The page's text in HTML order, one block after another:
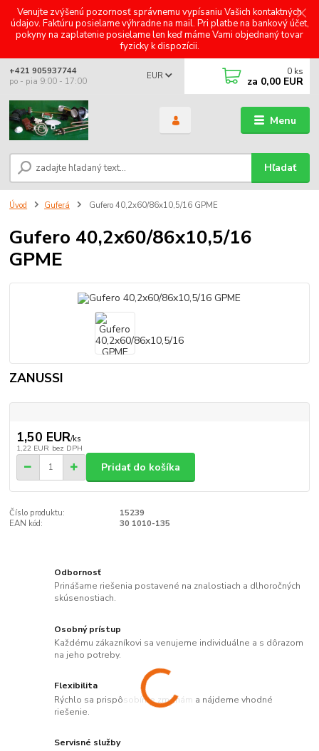
Venujte zvýšenú pozornosť správnemu vypísaniu Vašich kontaktných
údajov. Faktúru posielame výhradne na mail. Pri platbe na bankový účet,
pokyny na zaplatenie posielame len keď máme Vami objednaný tovar
fyzicky k dispozícii.
Menu
EUR
Hľadať
+421 905937744
po - pia 9:00 - 17:00
0 ks
za 0,00 EUR
Úvod Guferá Gufero 40,2x60/86x10,5/16 GPME
Gufero 40,2x60/86x10,5/16
GPME
ZANUSSI
1,50 EUR/ks
1,22 EUR bez DPH
Pridať do košíka
Číslo produktu:
15239
EAN kód:
30 1010-135
Odbornosť
Prinášame riešenia postavené na znalostiach a dlhoročných
skúsenostiach.
Osobný prístup
Každému zákazníkovi sa venujeme individuálne a s dôrazom
na jeho potreby.
Flexibilita
Rýchlo sa prispôsobíme zmenám a nájdeme vhodné
riešenie.
Servisné služby